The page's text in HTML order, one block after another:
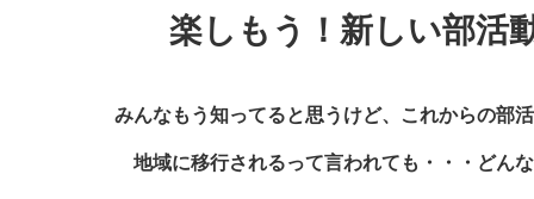
楽しもう！新しい部活
みんなもう知ってると思うけど、これからの部
地域に移行されるって言われても・・・どん